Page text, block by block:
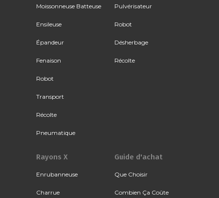
Moissonneuse Batteuse
Ensileuse
Épandeur
Fenaison
Robot
Transport
Récolte
Pneumatique
Pulvérisateur
Robot
Désherbage
Récolte
Rayons X
Enrubanneuse
Charrue
Guide d'achat
Que Choisir
Combien Ça Coûte